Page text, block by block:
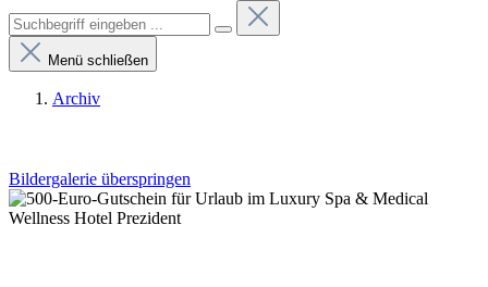
Menü schließen
Archiv
Bildergalerie überspringen